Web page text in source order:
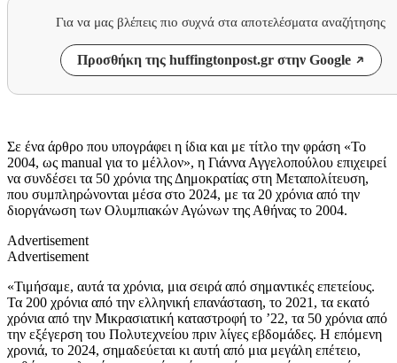
Για να μας βλέπεις πιο συχνά στα αποτελέσματα αναζήτησης
Προσθήκη της huffingtonpost.gr στην Google
Σε ένα άρθρο που υπογράφει η ίδια και με τίτλο την φράση «Το
2004, ως manual για το μέλλον», η Γιάννα Αγγελοπούλου επιχειρεί
να συνδέσει τα 50 χρόνια της Δημοκρατίας στη Μεταπολίτευση,
που συμπληρώνονται μέσα στο 2024, με τα 20 χρόνια από την
διοργάνωση των Ολυμπιακών Αγώνων της Αθήνας το 2004.
Advertisement
Advertisement
«Τιμήσαμε, αυτά τα χρόνια, μια σειρά από σημαντικές επετείους.
Τα 200 χρόνια από την ελληνική επανάσταση, το 2021, τα εκατό
χρόνια από την Μικρασιατική καταστροφή το ’22, τα 50 χρόνια από
την εξέγερση του Πολυτεχνείου πριν λίγες εβδομάδες. Η επόμενη
χρονιά, το 2024, σημαδεύεται κι αυτή από μια μεγάλη επέτειο,